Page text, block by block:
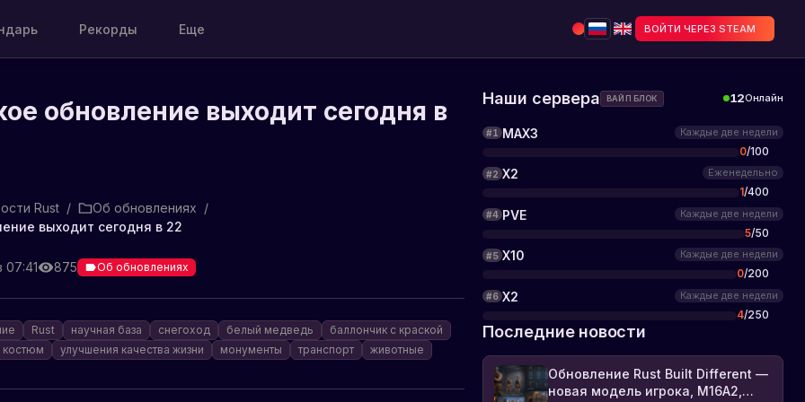
Рекорды Еще ВОЙТИ ЧЕРЕЗ STEAM
обновление выходит сегодня в
Rust / Об обновлениях /
выходит сегодня в 22
07:41 875 Об обновлениях
Rust научная база снегоход белый медведь
баллончик с краской
костюм
улучшения качества жизни монументы транспорт животные
Наши сервера ВАЙП БЛОК 12Онлайн
#1 MAX3 Каждые две недели
0/100
#2 X2 Еженедельно
1/400
#4 PVE Каждые две недели
5/50
#5 X10 Каждые две недели
0/200
#6 X2 Каждые две недели
4/250
Последние новости
Обновление Rust Built Different —
новая модель игрока, M16A2,